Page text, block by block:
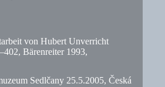
von Hubert Unverricht
Bärenreiter 1993,
Sedlčany 25.5.2005, Česká